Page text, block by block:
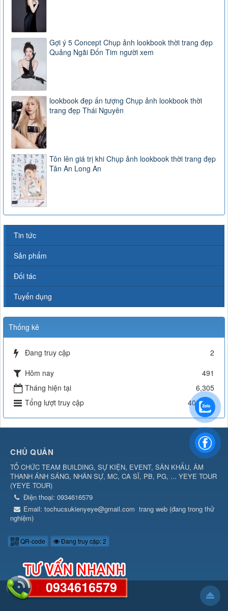
Gợi ý 5 Concept Chụp ảnh lookbook thời trang đẹp
Quảng Ngãi Đốn Tim người xem
lookbook đẹp ấn tượng Chụp ảnh lookbook thời
trang đẹp Thái Nguyên
Tôn lên giá trị khi Chụp ảnh lookbook thời trang đẹp
Tân An Long An
Tin tức
Sản phẩm
Đối tác
Tuyển dụng
Thống kê
Đang truy cập
2
Hôm nay
491
Tháng hiện tại
6,305
Tổng lượt truy cập
402,390
CHỦ QUẢN
TỔ CHỨC TEAM BUILDING, SỰ KIỆN, EVENT, SÂN KHẤU, ÂM
THANH ÁNH SÁNG, NHÂN SỰ, MC, CA SĨ, PB, PG, ... YEYE TOUR
(YEYE TOUR)
Điện thoại: 0934616579
Email: tochucsukienyeye@gmail.com trang web (đang trong thử
nghiệm)
QR-code Đang truy cập: 2
0934616579